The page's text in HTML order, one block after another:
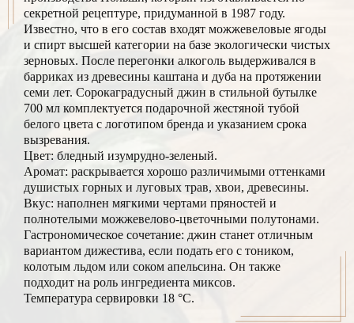
секретной рецептуре, придуманной в 1987 году.
Известно, что в его состав входят можжевеловые ягоды
и спирт высшей категории на базе экологически чистых
зерновых. После перегонки алкоголь выдерживался в
барриках из древесины каштана и дуба на протяжении
семи лет. Сорокаградусный джин в стильной бутылке
700 мл комплектуется подарочной жестяной тубой
белого цвета с логотипом бренда и указанием срока
вызревания.
Цвет: бледный изумрудно-зеленый.
Аромат: раскрывается хорошо различимыми оттенками
душистых горных и луговых трав, хвои, древесины.
Вкус: наполнен мягкими чертами пряностей и
полнотелыми можжевелово-цветочными полутонами.
Гастрономическое сочетание: джин станет отличным
вариантом дижестива, если подать его с тоником,
колотым льдом или соком апельсина. Он также
подходит на роль ингредиента миксов.
Температура сервировки 18 °C.